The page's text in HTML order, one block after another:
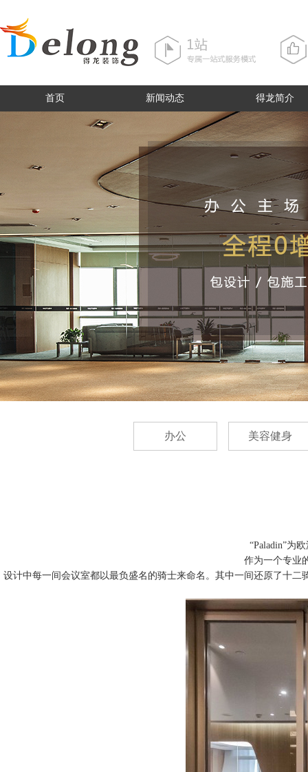
首页 新闻动态 得龙简介
办公 美容健身
“Paladin”为
作为一个专业
设计中每一间会议室都以最负盛名的骑士来命名。其中一间还原了十